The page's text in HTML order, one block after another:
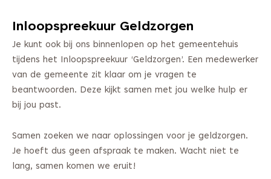
Inloopspreekuur Geldzorgen
Je kunt ook bij ons binnenlopen op het gemeentehuis
tijdens het Inloopspreekuur ‘Geldzorgen’. Een medewerker
van de gemeente zit klaar om je vragen te
beantwoorden. Deze kijkt samen met jou welke hulp er
bij jou past.
Samen zoeken we naar oplossingen voor je geldzorgen.
Je hoeft dus geen afspraak te maken. Wacht niet te
lang, samen komen we eruit!